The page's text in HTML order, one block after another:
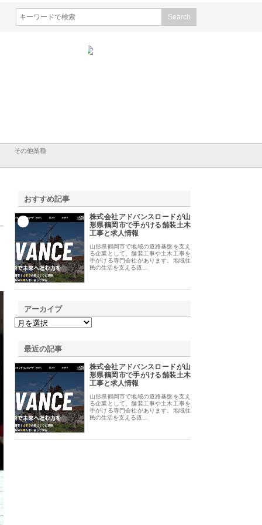
その他業種
おすすめ記事
株式会社アドバンスロードが山
形県鶴岡市で手がける舗装土木
工事と求人情報
山形県鶴岡市で地域の道路基盤を支え
る企業として、舗装工事や土木工事を
手がける専門会社があります。地域住
民の生活を支える道…
アーカイブ
最近の記事
株式会社アドバンスロードが山
形県鶴岡市で手がける舗装土木
工事と求人情報
山形県鶴岡市で地域の道路基盤を支え
る企業として、舗装工事や土木工事を
手がける専門会社があります。地域住
民の生活を支える道…